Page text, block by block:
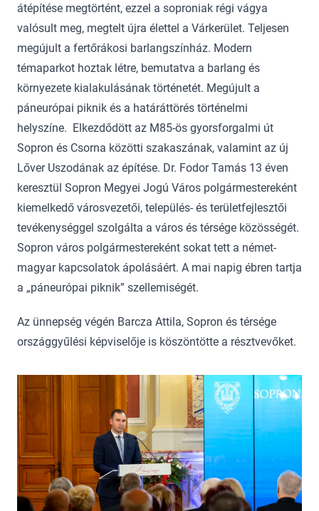
átépítése megtörtént, ezzel a soproniak régi vágya
valósult meg, megtelt újra élettel a Várkerület. Teljesen
megújult a fertőrákosi barlangszínház. Modern
témaparkot hoztak létre, bemutatva a barlang és
környezete kialakulásának történetét. Megújult a
páneurópai piknik és a határáttörés történelmi
helyszíne. Elkezdődött az M85-­ös gyorsforgalmi út
Sopron és Csorna közötti szakaszának, valamint az új
Lőver Uszodának az építése. Dr. Fodor Tamás 13 éven
keresztül Sopron Megyei Jogú Város polgármestereként
kiemelkedő városvezetői, település- és területfejlesztői
tevékenységgel szolgálta a város és térsége közösségét.
Sopron város polgármestereként sokat tett a német-
magyar kapcsolatok ápolásáért. A mai napig ébren tartja
a „páneurópai piknik” szellemiségét.
Az ünnepség végén Barcza Attila, Sopron és térsége
országgyűlési képviselője is köszöntötte a résztvevőket.